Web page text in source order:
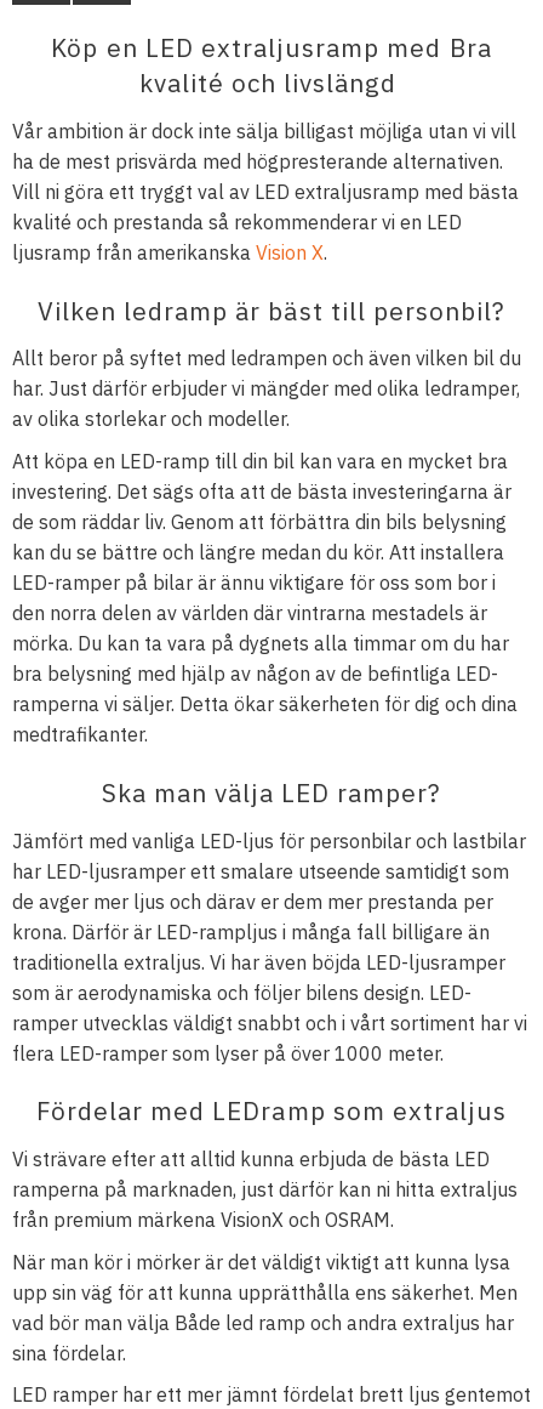
Köp en LED extraljusramp med Bra
kvalité och livslängd
Vår ambition är dock inte sälja billigast möjliga utan vi vill
ha de mest prisvärda med högpresterande alternativen.
Vill ni göra ett tryggt val av LED extraljusramp med bästa
kvalité och prestanda så rekommenderar vi en LED
ljusramp från amerikanska Vision X.
Vilken ledramp är bäst till personbil?
Allt beror på syftet med ledrampen och även vilken bil du
har. Just därför erbjuder vi mängder med olika ledramper,
av olika storlekar och modeller.
Att köpa en LED-ramp till din bil kan vara en mycket bra
investering. Det sägs ofta att de bästa investeringarna är
de som räddar liv. Genom att förbättra din bils belysning
kan du se bättre och längre medan du kör. Att installera
LED-ramper på bilar är ännu viktigare för oss som bor i
den norra delen av världen där vintrarna mestadels är
mörka. Du kan ta vara på dygnets alla timmar om du har
bra belysning med hjälp av någon av de befintliga LED-
ramperna vi säljer. Detta ökar säkerheten för dig och dina
medtrafikanter.
Ska man välja LED ramper?
Jämfört med vanliga LED-ljus för personbilar och lastbilar
har LED-ljusramper ett smalare utseende samtidigt som
de avger mer ljus och därav er dem mer prestanda per
krona. Därför är LED-rampljus i många fall billigare än
traditionella extraljus. Vi har även böjda LED-ljusramper
som är aerodynamiska och följer bilens design. LED-
ramper utvecklas väldigt snabbt och i vårt sortiment har vi
flera LED-ramper som lyser på över 1000 meter.
Fördelar med LEDramp som extraljus
Vi strävare efter att alltid kunna erbjuda de bästa LED
ramperna på marknaden, just därför kan ni hitta extraljus
från premium märkena VisionX och OSRAM.
När man kör i mörker är det väldigt viktigt att kunna lysa
upp sin väg för att kunna upprätthålla ens säkerhet. Men
vad bör man välja Både led ramp och andra extraljus har
sina fördelar.
LED ramper har ett mer jämnt fördelat brett ljus gentemot